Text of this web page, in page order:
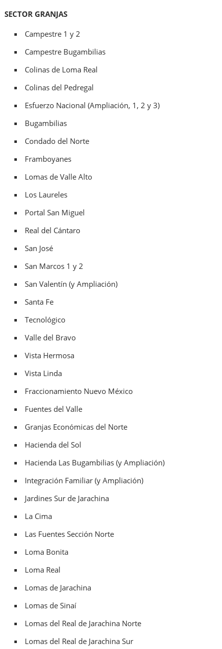
SECTOR GRANJAS
Campestre 1 y 2
Campestre Bugambilias
Colinas de Loma Real
Colinas del Pedregal
Esfuerzo Nacional (Ampliación, 1, 2 y 3)
Bugambilias
Condado del Norte
Framboyanes
Lomas de Valle Alto
Los Laureles
Portal San Miguel
Real del Cántaro
San José
San Marcos 1 y 2
San Valentín (y Ampliación)
Santa Fe
Tecnológico
Valle del Bravo
Vista Hermosa
Vista Linda
Fraccionamiento Nuevo México
Fuentes del Valle
Granjas Económicas del Norte
Hacienda del Sol
Hacienda Las Bugambilias (y Ampliación)
Integración Familiar (y Ampliación)
Jardines Sur de Jarachina
La Cima
Las Fuentes Sección Norte
Loma Bonita
Loma Real
Lomas de Jarachina
Lomas de Sinaí
Lomas del Real de Jarachina Norte
Lomas del Real de Jarachina Sur